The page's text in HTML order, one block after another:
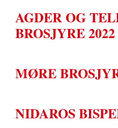
AGDER OG
BROSJYRE 2022
MØRE
NIDAROS